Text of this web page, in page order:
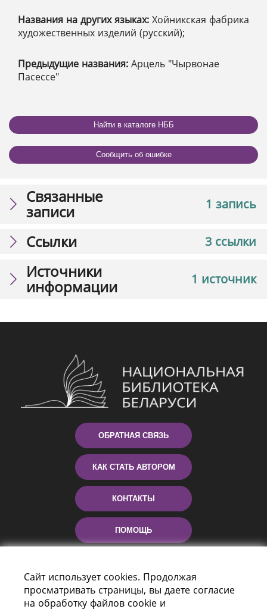
Названия на других языках: Хойникская фабрика
художественных изделий (русский);
Предыдущие названия: Арцель "Чырвонае
Пасессе"
Найти в каталоге НББ
Сообщить об ошибке
1 запись
Связанные
записи
3 ссылки
Ссылки
1 источник
Источники
информации
ОБРАТНАЯ СВЯЗЬ
КАК СТАТЬ АВТОРОМ
КОНТАКТЫ
ПОМОЩЬ
Сайт использует cookies. Продолжая
просматривать страницы, вы даете согласие
на обработку файлов cookie и